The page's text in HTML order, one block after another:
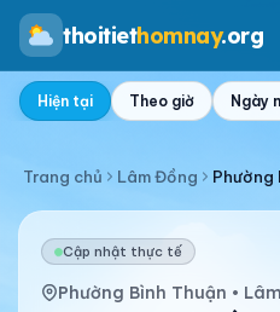
thoitiethomnay.org
Hiện tại Theo giờ Ngày
Trang chủ Lâm Đồng Phường
Cập nhật thực tế
Phường Bình Thuận •